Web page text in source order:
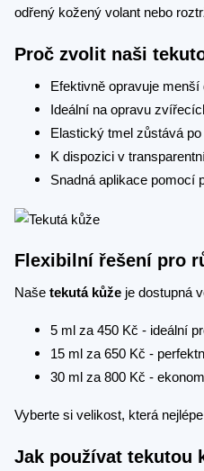
odřený kožený volant nebo
Proč zvolit naši
Efektivně opravuje
Ideální na opravu
Elastický tmel zůstává
K dispozici v
Snadná aplikace pomocí
Flexibilní řešení pro
Naše tekutá kůže je dostupná
5 ml za 450 Kč - ideální
15 ml za 650 Kč -
30 ml za 800 Kč -
Vyberte si velikost, která
Jak používat tekutou